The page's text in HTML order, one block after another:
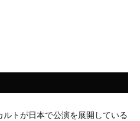
トが日本で公演を展開している